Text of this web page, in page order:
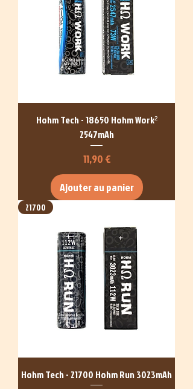
Hohm Tech - 18650 Hohm Work²
2547mAh
Prix
11,90 €
Ajouter au panier
21700
Hohm Tech - 21700 Hohm Run 3023mAh